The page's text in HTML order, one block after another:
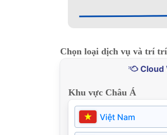
Chọn loại dịch vụ và trí
Cloud
Khu vực Châu Á
Việt Nam